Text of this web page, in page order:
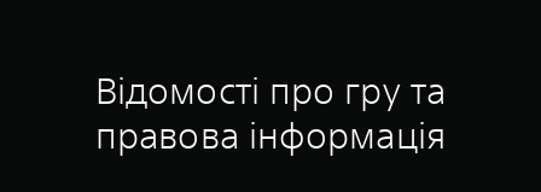
н
к
Відомості про гру та
правова інформація